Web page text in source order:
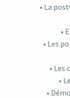
• La
•
• Les
• Les
•
•